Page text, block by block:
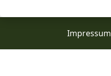
Impressum